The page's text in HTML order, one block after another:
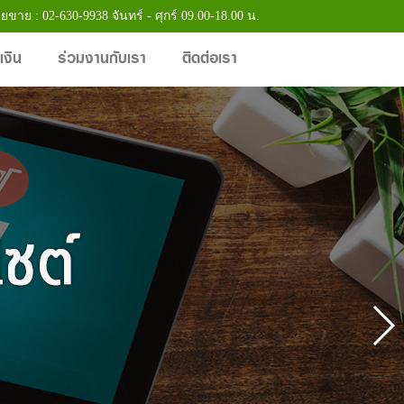
าย : 02-630-9938 จันทร์ - ศุกร์ 09.00-18.00 น.
งิน ร่วมงานกับเรา ติดต่อเรา